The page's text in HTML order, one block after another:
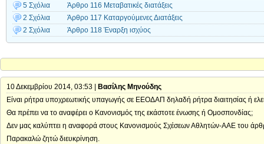
5 Σχόλια
Άρθρο 116 Μεταβατικές διατάξεις
2 Σχόλια
Άρθρο 117 Καταργούμενες Διατάξεις
2 Σχόλια
Άρθρο 118 Έναρξη ισχύος
10 Δεκεμβρίου 2014, 03:53 |
Βασίλης Μηνούδης
Είναι ρήτρα υποχρεωτικής υπαγωγής σε ΕΕΟΔΑΠ δηλαδή ρήτρα διαιτησίας ή
Θα πρέπει να το αναφέρει ο Κανονισμός της εκάστοτε ένωσης ή Ομοσπονδίας;
Δεν μας καλύπτει η αναφορά στους Κανονισμούς Σχέσεων Αθλητών-ΑΑΕ του
Παρακαλώ ζητώ διευκρίνηση.